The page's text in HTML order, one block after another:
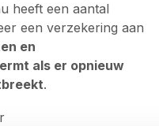
heeft een aantal
een verzekering aan
en
als er opnieuw
.